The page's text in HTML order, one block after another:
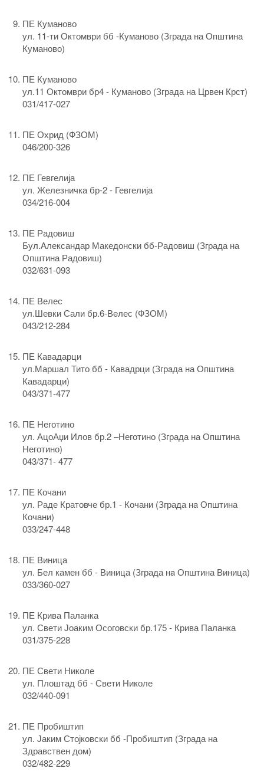
ПЕ Куманово
ул. 11-ти Октомври бб -Куманово (Зграда на Општина
Куманово)
ПЕ Куманово
ул.11 Октомври бр4 - Куманово (Зграда на Црвен Крст)
031/417-027
ПЕ Охрид (ФЗОМ)
046/200-326
ПЕ Гевгелија
ул. Железничка бр-2 - Гевгелија
034/216-004
ПЕ Радовиш
Бул.Александар Македонски бб-Радовиш (Зграда на
Општина Радовиш)
032/631-093
ПЕ Велес
ул.Шевки Сали бр.6-Вeлес (ФЗОМ)
043/212-284
ПЕ Кавадарци
ул.Маршал Тито бб - Кавадрци (Згрaда на Општина
Кавадарци)
043/371-477
ПЕ Неготино
ул. АцоАџи Илов бр.2 –Неготино (Зграда на Општина
Неготино)
043/371- 477
ПЕ Кочани
ул. Раде Кратовче бр.1 - Кочани (Зграда нa Општина
Кочани)
033/247-448
ПЕ Виница
ул. Бел камен бб - Виница (Зграда нa Општина Виница)
033/360-027
ПЕ Крива Паланка
ул. Свети Јоаким Осоговски бр.175 - Крива Паланка
031/375-228
ПЕ Свети Николе
ул. Плоштад бб - Свети Николе
032/440-091
ПЕ Пробиштип
ул. Јаким Стојковски бб -Пробиштип (Зграда на
Здравствен дом)
032/482-229